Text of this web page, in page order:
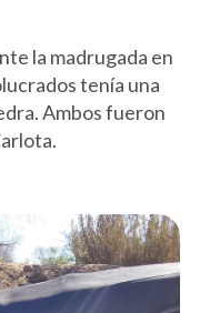
la madrugada en
tenía una
Ambos fueron